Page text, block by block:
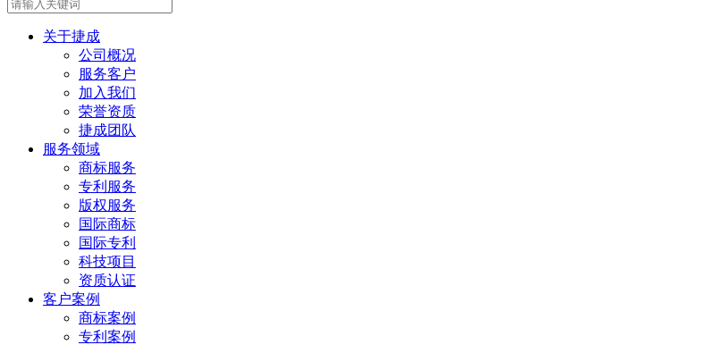
关于捷成
公司概况
服务客户
加入我们
荣誉资质
捷成团队
服务领域
商标服务
专利服务
版权服务
国际商标
国际专利
科技项目
资质认证
客户案例
商标案例
专利案例